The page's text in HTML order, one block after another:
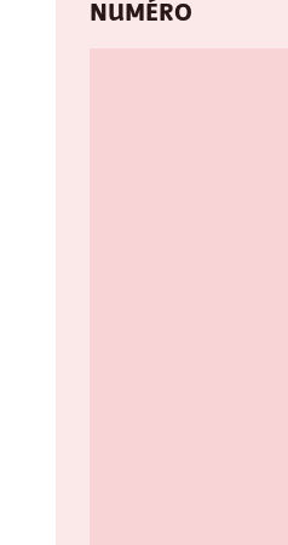
NUMÉRO